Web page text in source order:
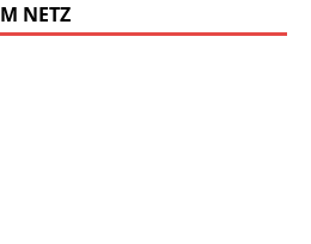
NETZ